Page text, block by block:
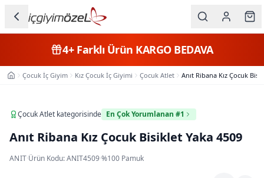
Kategorileri
Kadın
Erkek
Çocuk
Fantazi
4+Farklı Ürün KARGO BEDAVA
Ana SayfaÇocuk İç Giyim Kız Çocuk İç Giyimi Çocuk Atlet Anıt Ribana Kız Çocuk
Çocuk Atlet kategorisinde En Çok Yorumlanan #1
Anıt Ribana Kız Çocuk Bisiklet Yaka 4509
ANIT·Ürün Kodu:ANIT4509·%100 Pamuk